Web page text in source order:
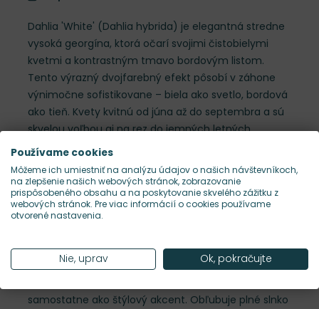
Dahlia 'White' (Dahlia hybrida) je elegantná stredne
vysoká georgína, ktorá očarí svojimi čistobielymi
kvetmi a kontrastným tmavo bordovým listom.
Tento výrazný dvojfarebný efekt pôsobí v záhone
výnimočne sofistikovane – biela ako svetlo, bordová
ako tieň. Kvety kvitnú od júna až do septembra a sú
skvelou voľbou aj na rez do jemných letných
aranžmánov. Dorastá do výšky 45–60 cm a šírky
približne 25–40 cm. Jej vzpriamený, kompaktný
habitus ju predurčuje do slnečných záhonov,
menších výsadieb aj mobilných nádob. Pevné
stonky držia kvety vzpriamene bez potreby opory.
listami, ktoré nie sú len doplnkom, ale
plnohodnotným dekoračným prvkom. Vynikne v
samostatne ako štýlový akcent. Obľubuje plné slnko
Používame cookies
Môžeme ich umiestniť na analýzu údajov o našich návštevníkoch,
na zlepšenie našich webových stránok, zobrazovanie
prispôsobeného obsahu a na poskytovanie skvelého zážitku z
webových stránok. Pre viac informácií o cookies používame
otvorené nastavenia.
Nie, uprav Ok, pokračujte